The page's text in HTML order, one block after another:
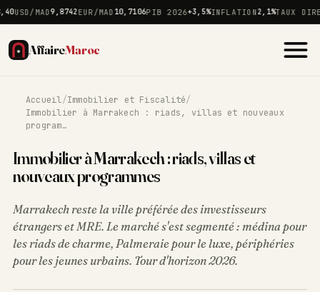
MAD 9,8742EUR/MAD10,7106PIB 2026+3,5%INFLATION2,1%TAUX
AffaireMaroc
Accueil/Immobilier et Fiscalité/
Immobilier à Marrakech : riads, villas et nouveaux
program…
Immobilier à Marrakech : riads, villas et
nouveaux programmes
Marrakech reste la ville préférée des investisseurs
étrangers et MRE. Le marché s'est segmenté : médina pour
les riads de charme, Palmeraie pour le luxe, périphéries
pour les jeunes urbains. Tour d'horizon 2026.